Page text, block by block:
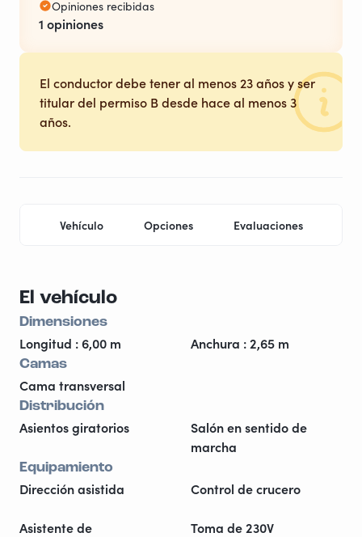
Opiniones recibidas
1 opiniones
El conductor debe tener al menos 23 años y ser
titular del permiso B desde hace al menos 3
años.
Vehículo Opciones Evaluaciones
El vehículo
Dimensiones
Longitud : 6,00 m Anchura : 2,65 m
Camas
Cama transversal
Distribución
Asientos giratorios
Salón en sentido de
marcha
Equipamiento
Dirección asistida Control de crucero
Asistente de
Toma de 230V